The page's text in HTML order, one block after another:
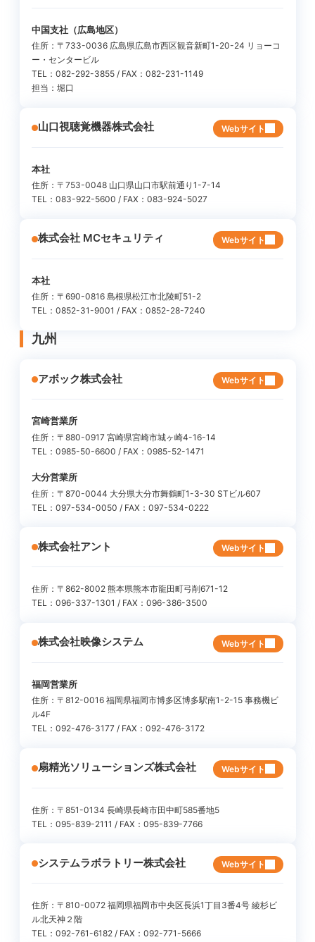
中国支社（広島地区）
住所：〒733-0036 広島県広島市西区観音新町1-20-24 リョーコ
ー・センタービル
TEL：082-292-3855 / FAX：082-231-1149
担当：堀口
山口視聴覚機器株式会社 Webサイト
本社
住所：〒753-0048 山口県山口市駅前通り1-7-14
TEL：083-922-5600 / FAX：083-924-5027
株式会社 MCセキュリティ Webサイト
本社
住所：〒690-0816 島根県松江市北陵町51-2
TEL：0852-31-9001 / FAX：0852-28-7240
九州
アボック株式会社 Webサイト
宮崎営業所
住所：〒880-0917 宮崎県宮崎市城ヶ崎4-16-14
TEL：0985-50-6600 / FAX：0985-52-1471
大分営業所
住所：〒870-0044 大分県大分市舞鶴町1-3-30 STビル607
TEL：097-534-0050 / FAX：097-534-0222
株式会社アント Webサイト
住所：〒862-8002 熊本県熊本市龍田町弓削671-12
TEL：096-337-1301 / FAX：096-386-3500
株式会社映像システム Webサイト
福岡営業所
住所：〒812-0016 福岡県福岡市博多区博多駅南1-2-15 事務機ビ
ル4F
TEL：092-476-3177 / FAX：092-476-3172
扇精光ソリューションズ株式会社 Webサイト
住所：〒851-0134 長崎県長崎市田中町585番地5
TEL：095-839-2111 / FAX：095-839-7766
システムラボラトリー株式会社 Webサイト
住所：〒810-0072 福岡県福岡市中央区長浜1丁目3番4号 綾杉ビ
ル北天神２階
TEL：092-761-6182 / FAX：092-771-5666